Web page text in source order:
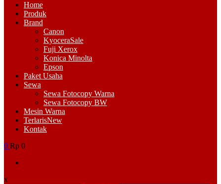
Home
Produk
Brand
Canon
KyoceraSale
Fuji Xerox
Konica Minolta
Epson
Paket Usaha
Sewa
Sewa Fotocopy Warna
Sewa Fotocopy BW
Mesin Warna
TerlarisNew
Kontak
0 Rp 0
x